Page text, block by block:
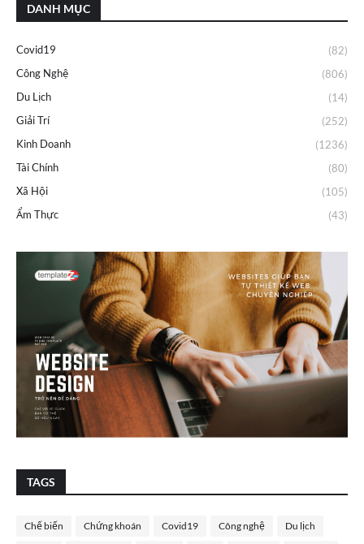
DANH MỤC
Covid19
(82)
Công Nghệ
(806)
Du Lịch
(14)
Giải Trí
(252)
Kinh Doanh
(1236)
Tài Chính
(80)
Xã Hội
(105)
Ẩm Thực
(43)
TAGS
Chế biến Chứng khoán Covid19 Công nghệ Du lịch